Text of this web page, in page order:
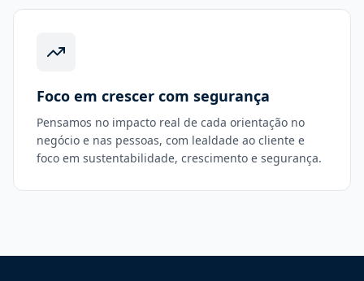
Foco em crescer com segurança
Pensamos no impacto real de cada orientação no
negócio e nas pessoas, com lealdade ao cliente e
foco em sustentabilidade, crescimento e segurança.